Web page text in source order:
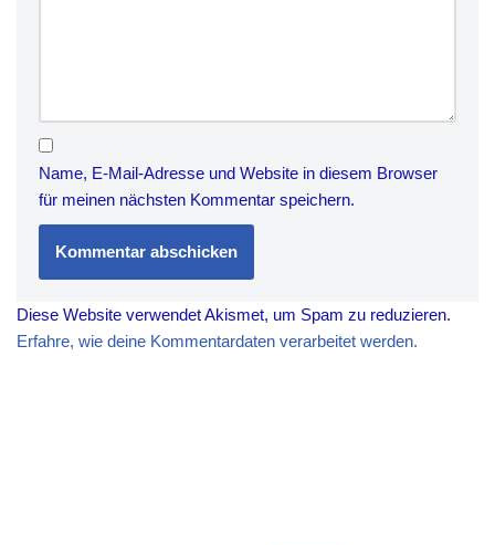
Name, E-Mail-Adresse und Website in diesem Browser
für meinen nächsten Kommentar speichern.
Diese Website verwendet Akismet, um Spam zu reduzieren.
Erfahre, wie deine Kommentardaten verarbeitet werden.